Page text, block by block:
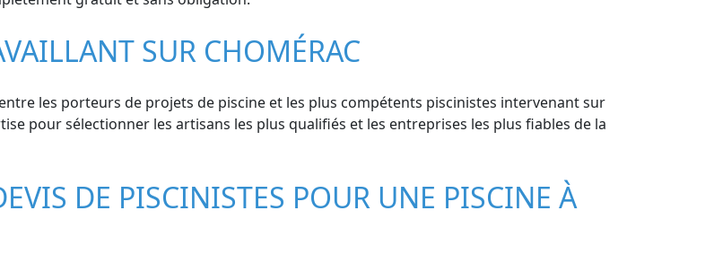
SUR CHOMÉRAC
les porteurs de projets de piscine et les plus compétents piscinistes intervenant sur
pour sélectionner les artisans les plus qualifiés et les entreprises les plus fiables de la
DE PISCINISTES POUR UNE PISCINE À